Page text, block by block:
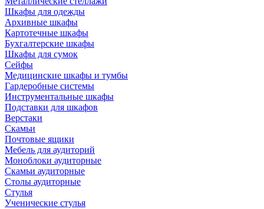
Шкафы для одежды
Архивные шкафы
Картотечные шкафы
Бухгалтерские шкафы
Шкафы для сумок
Сейфы
Медицинские шкафы и тумбы
Гардеробные системы
Инструментальные шкафы
Подставки для шкафов
Верстаки
Скамьи
Почтовые ящики
Мебель для аудиторий
Моноблоки аудиторные
Скамьи аудиторные
Столы аудиторные
Стулья
Ученические стулья